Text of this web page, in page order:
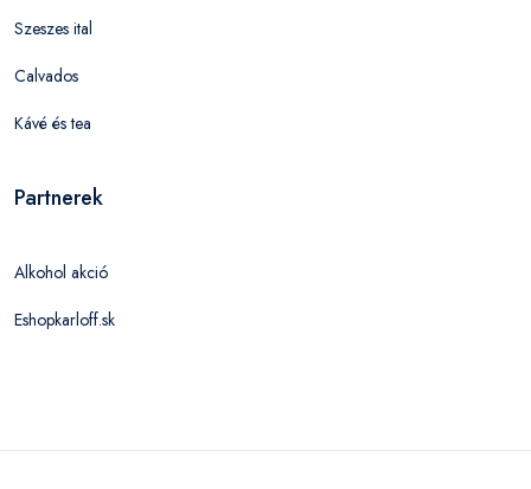
Szeszes ital
Calvados
Kávé és tea
Partnerek
Alkohol akció
Eshopkarloff.sk